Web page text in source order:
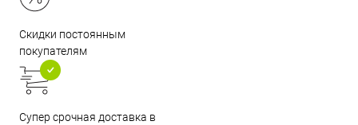
Скидки постоянным
покупателям
Супер срочная доставка в